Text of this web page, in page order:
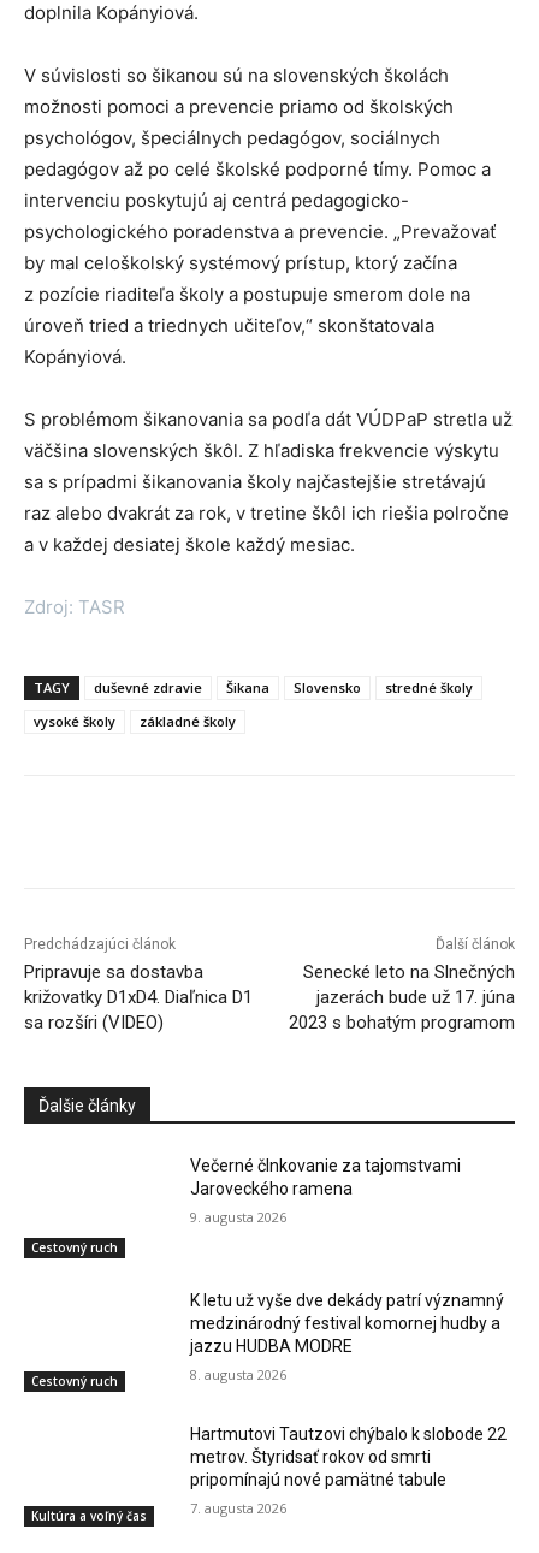
doplnila Kopányiová.
V súvislosti so šikanou sú na slovenských školách
možnosti pomoci a prevencie priamo od školských
psychológov, špeciálnych pedagógov, sociálnych
pedagógov až po celé školské podporné tímy. Pomoc a
intervenciu poskytujú aj centrá pedagogicko-
psychologického poradenstva a prevencie. „Prevažovať
by mal celoškolský systémový prístup, ktorý začína
z pozície riaditeľa školy a postupuje smerom dole na
úroveň tried a triednych učiteľov,“ skonštatovala
Kopányiová.
S problémom šikanovania sa podľa dát VÚDPaP stretla už
väčšina slovenských škôl. Z hľadiska frekvencie výskytu
sa s prípadmi šikanovania školy najčastejšie stretávajú
raz alebo dvakrát za rok, v tretine škôl ich riešia polročne
a v každej desiatej škole každý mesiac.
Zdroj: TASR
TAGY duševné zdravie Šikana Slovensko
stredné školy
vysoké školy
základné školy
Predchádzajúci článok
Pripravuje sa dostavba
križovatky D1xD4. Diaľnica D1
sa rozšíri (VIDEO)
Ďalší článok
Senecké leto na Slnečných
jazerách bude už 17. júna
2023 s bohatým programom
Ďalšie články
Cestovný ruch
Večerné člnkovanie za tajomstvami
Jaroveckého ramena
9. augusta 2026
Cestovný ruch
K letu už vyše dve dekády patrí významný
medzinárodný festival komornej hudby a
jazzu HUDBA MODRE
8. augusta 2026
Kultúra a voľný čas
Hartmutovi Tautzovi chýbalo k slobode 22
metrov. Štyridsať rokov od smrti
pripomínajú nové pamätné tabule
7. augusta 2026